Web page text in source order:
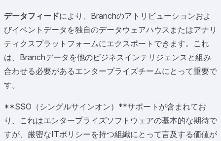
データフィードにより、Branchのアトリビューションおよ
びイベントデータを独自のデータウェアハウスまたはアナリ
ティクスプラットフォームにエクスポートできます。これ
は、Branchデータを他のビジネスインテリジェンスと組み
合わせる必要があるエンタープライズチームにとって重要で
す。
**SSO（シングルサインオン）**サポートが含まれてお
り、これはエンタープライズソフトウェアの基本的な期待で
すが、厳密なITポリシーを持つ組織にとって言及する価値が